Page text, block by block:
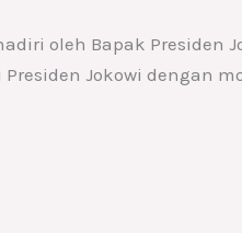
oleh Bapak Presiden
Jokowi dengan